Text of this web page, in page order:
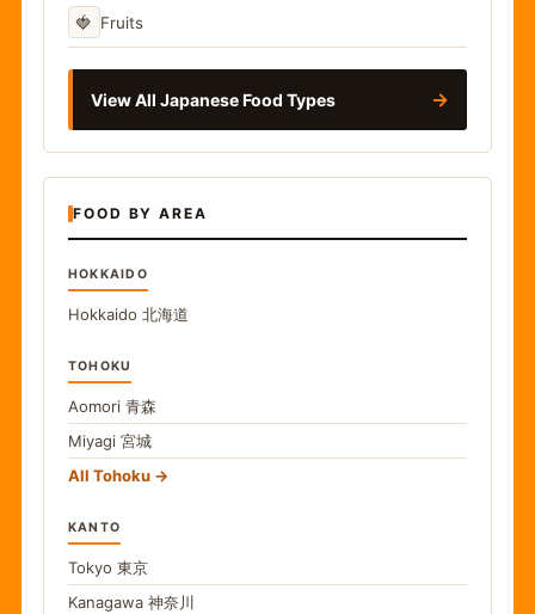
🍓 Fruits
View All Japanese Food Types →
FOOD BY AREA
HOKKAIDO
Hokkaido 北海道
TOHOKU
Aomori 青森
Miyagi 宮城
All Tohoku
KANTO
Tokyo 東京
Kanagawa 神奈川